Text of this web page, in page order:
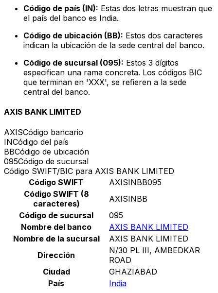
Código de país (IN): Estas dos letras muestran que
el país del banco es India.
Código de ubicación (BB): Estos dos caracteres
indican la ubicación de la sede central del banco.
Código de sucursal (095): Estos 3 dígitos
especifican una rama concreta. Los códigos BIC
que terminan en 'XXX', se refieren a la sede
central del banco.
AXIS BANK LIMITED
AXISCódigo bancario
INCódigo del país
BBCódigo de ubicación
095Código de sucursal
Código SWIFT/BIC para AXIS BANK LIMITED
Código SWIFT
AXISINBB095
Código SWIFT (8
caracteres)
AXISINBB
Código de sucursal
095
Nombre del banco
AXIS BANK LIMITED
Nombre de la sucursal
AXIS BANK LIMITED
Dirección
N/30 PL III, AMBEDKAR
ROAD
Ciudad
GHAZIABAD
País
India